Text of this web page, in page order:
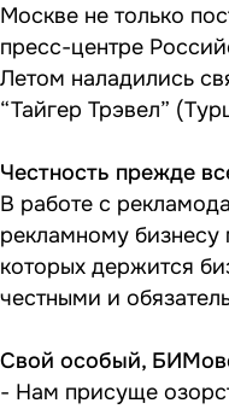
Москве не только
пресс-центре
Летом наладились
“Тайгер Трэвел”
Честность прежде
В работе с
рекламному
которых держится
честными и
Свой особый,
- Нам присуще